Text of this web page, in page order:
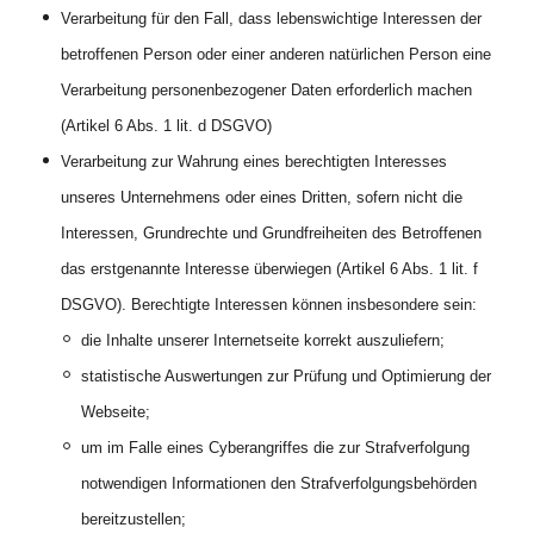
Verarbeitung für den Fall, dass lebenswichtige Interessen der
betroffenen Person oder einer anderen natürlichen Person eine
Verarbeitung personenbezogener Daten erforderlich machen
(Artikel 6 Abs. 1 lit. d DSGVO)
Verarbeitung zur Wahrung eines berechtigten Interesses
unseres Unternehmens oder eines Dritten, sofern nicht die
Interessen, Grundrechte und Grundfreiheiten des Betroffenen
das erstgenannte Interesse überwiegen (Artikel 6 Abs. 1 lit. f
DSGVO). Berechtigte Interessen können insbesondere sein:
die Inhalte unserer Internetseite korrekt auszuliefern;
statistische Auswertungen zur Prüfung und Optimierung der
Webseite;
um im Falle eines Cyberangriffes die zur Strafverfolgung
notwendigen Informationen den Strafverfolgungsbehörden
bereitzustellen;